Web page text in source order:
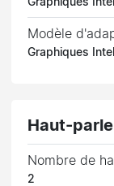
Graphiques Intel
Modèle
Graphiques Intel
Haut-
Nombre de
2